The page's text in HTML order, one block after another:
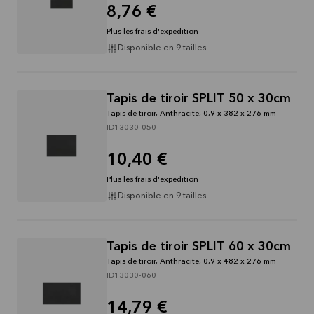
8,76 €
Plus les frais d'expédition
Disponible en 9 tailles
Tapis de tiroir SPLIT 50 x 30cm
Tapis de tiroir, Anthracite, 0,9 x 382 x 276 mm
ID13030-050
10,40 €
Plus les frais d'expédition
Disponible en 9 tailles
Tapis de tiroir SPLIT 60 x 30cm
Tapis de tiroir, Anthracite, 0,9 x 482 x 276 mm
ID13030-060
14,79 €